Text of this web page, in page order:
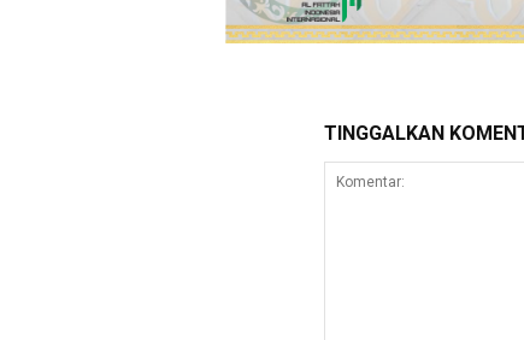
TINGGALKAN